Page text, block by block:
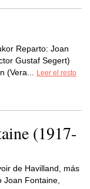
Reparto: Joan
Gustaf Segert)
(Vera...
Leer el resto
(1917-
de Havilland, más
Joan Fontaine,